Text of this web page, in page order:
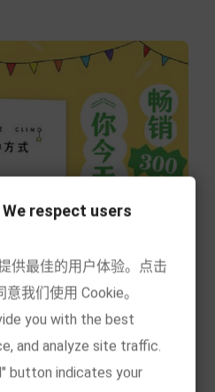
respect users
供最佳的用户体验。点击
我们使用 Cookie。
you with the best
and analyze site traffic.
button indicates your